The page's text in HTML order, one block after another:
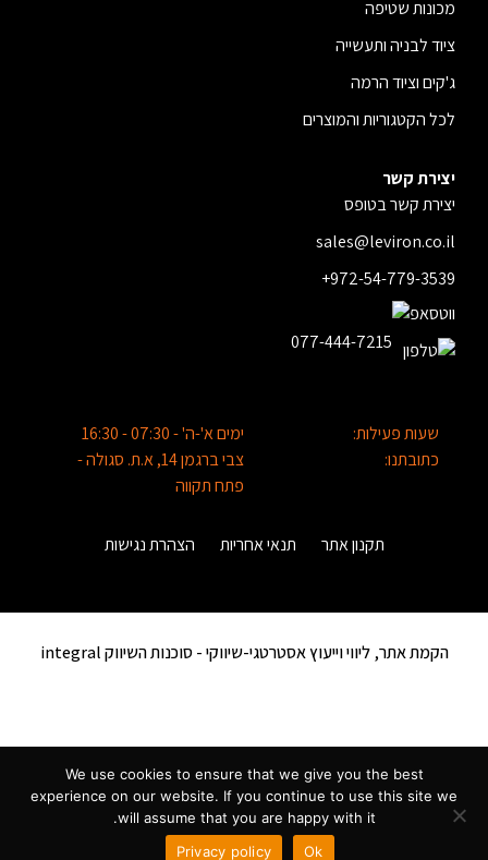
מכונות שטיפה
ציוד לבניה ותעשייה
ג'קים וציוד הרמה
לכל הקטגוריות והמוצרים
יצירת קשר
יצירת קשר בטופס
sales@leviron.co.il
+972-54-779-3539
077-444-7215
שעות פעילות:
ימים א'-ה' - 07:30 - 16:30
כתובתנו:
צבי ברגמן 14, א.ת. סגולה -
פתח תקווה
תקנון אתר תנאי אחריות הצהרת נגישות
הקמת אתר, ליווי וייעוץ אסטרטגי-שיווקי -סוכנות השיווק integral
שלחו ווטסאפ
We use cookies to ensure that we give you the best
experience on our website. If you continue to use this site we
will assume that you are happy with it.
Ok
Privacy policy